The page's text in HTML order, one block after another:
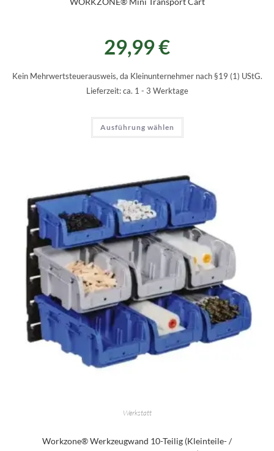
29,99€
Kein Mehrwertsteuerausweis, da Kleinunternehmer nach §19 (1) UStG.
Lieferzeit: ca. 1 - 3 Werktage
Ausführung wählen
Werkstatt
Workzone® Werkzeugwand 10-Teilig (Kleinteile- /